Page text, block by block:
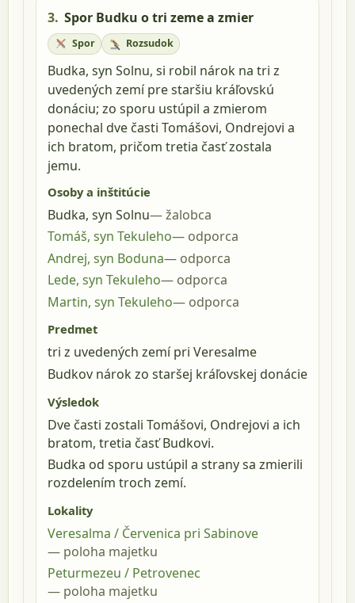
3. Spor Budku o tri zeme a zmier
Spor Rozsudok
Budka, syn Solnu, si robil nárok na tri z
uvedených zemí pre staršiu kráľovskú
donáciu; zo sporu ustúpil a zmierom
ponechal dve časti Tomášovi, Ondrejovi a
ich bratom, pričom tretia časť zostala
jemu.
Osoby a inštitúcie
Budka, syn Solnu
žalobca
Tomáš, syn Tekuleho
odporca
Andrej, syn Boduna
odporca
Lede, syn Tekuleho
odporca
Martin, syn Tekuleho
odporca
Predmet
tri z uvedených zemí pri Veresalme
Budkov nárok zo staršej kráľovskej donácie
Výsledok
Dve časti zostali Tomášovi, Ondrejovi a ich
bratom, tretia časť Budkovi.
Budka od sporu ustúpil a strany sa zmierili
rozdelením troch zemí.
Lokality
Veresalma / Červenica pri Sabinove
poloha majetku
Peturmezeu / Petrovenec
poloha majetku